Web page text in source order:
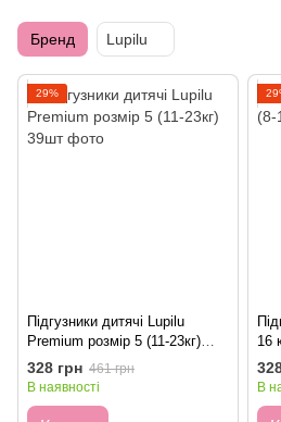
Бренд Lupilu
29%
Підгузники дитячі Lupilu
Premium розмір 5 (11-23кг)
39шт
328 грн 461 грн
В наявності
16
В